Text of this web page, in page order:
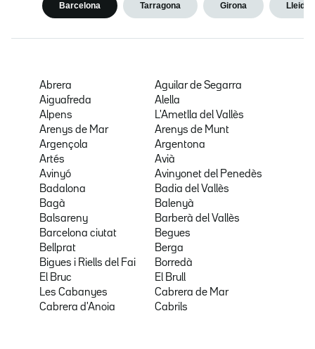
Barcelona Tarragona Girona Lleida
Abrera
Aguilar de Segarra
Aiguafreda
Alella
Alpens
L'Ametlla del Vallès
Arenys de Mar
Arenys de Munt
Argençola
Argentona
Artés
Avià
Avinyó
Avinyonet del Penedès
Badalona
Badia del Vallès
Bagà
Balenyà
Balsareny
Barberà del Vallès
Barcelona ciutat
Begues
Bellprat
Berga
Bigues i Riells del Fai
Borredà
El Bruc
El Brull
Les Cabanyes
Cabrera de Mar
Cabrera d'Anoia
Cabrils